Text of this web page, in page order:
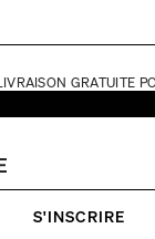
GRATUITE
S'INSCRIRE